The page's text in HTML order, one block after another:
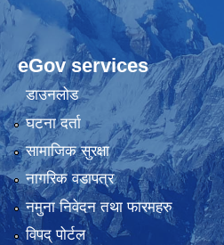
eGov services
डाउनलोड
घटना दर्ता
सामाजिक सुरक्षा
नागरिक वडापत्र
नमुना निवेदन तथा फारमहरु
विपद् पोर्टल